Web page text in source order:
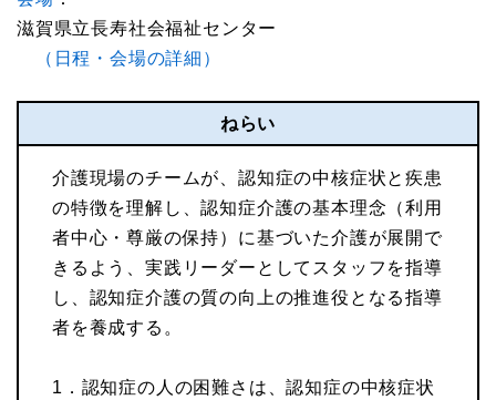
滋賀県立長寿社会福祉センター
（日程・会場の詳細）
ねらい
介護現場のチームが、認知症の中核症状と疾患
の特徴を理解し、認知症介護の基本理念（利用
者中心・尊厳の保持）に基づいた介護が展開で
きるよう、実践リーダーとしてスタッフを指導
し、認知症介護の質の向上の推進役となる指導
者を養成する。
1．認知症の人の困難さは、認知症の中核症状